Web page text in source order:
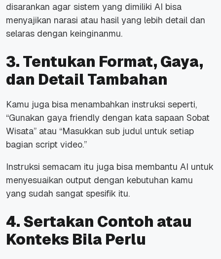
disarankan agar sistem yang dimiliki AI bisa
menyajikan narasi atau hasil yang lebih detail dan
selaras dengan keinginanmu.
3. Tentukan Format, Gaya,
dan Detail Tambahan
Kamu juga bisa menambahkan instruksi seperti,
“Gunakan gaya friendly dengan kata sapaan Sobat
Wisata” atau “Masukkan sub judul untuk setiap
bagian script video.”
Instruksi semacam itu juga bisa membantu AI untuk
menyesuaikan output dengan kebutuhan kamu
yang sudah sangat spesifik itu.
4. Sertakan Contoh atau
Konteks Bila Perlu